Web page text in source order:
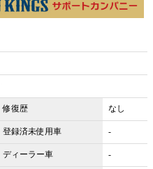
修復歴 なし
登録済未使用車 -
ディーラー車 -